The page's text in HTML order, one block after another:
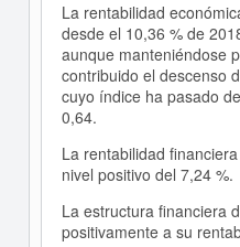
La rentabilidad
desde el 10,36 % de
aunque manteniéndose
contribuido el descenso
cuyo índice ha pasado
0,64.
La rentabilidad
nivel positivo del 7,24 %.
La estructura financiera
positivamente a su